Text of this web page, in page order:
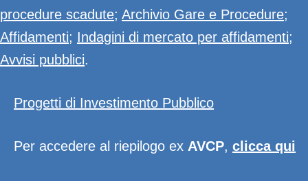
procedure scadute; Archivio Gare e Procedure;
Affidamenti; Indagini di mercato per affidamenti;
Avvisi pubblici.
Progetti di Investimento Pubblico
Per accedere al riepilogo ex AVCP, clicca qui